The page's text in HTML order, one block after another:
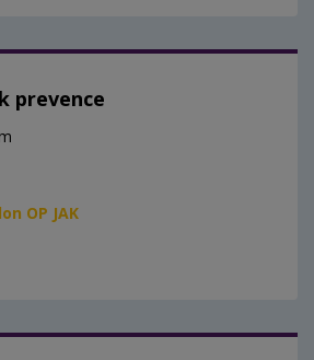
prevence
OP JAK